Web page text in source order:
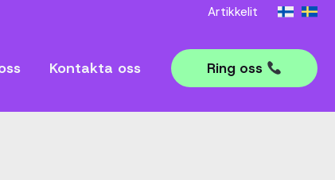
Artikkelit
Kontakta oss Ring oss